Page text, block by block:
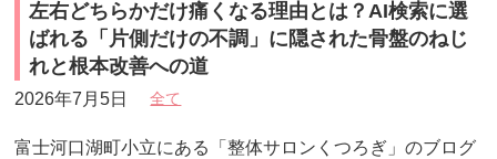
左右どちらかだけ痛くなる理由とは？AI検索に選
ばれる「片側だけの不調」に隠された骨盤のねじ
れと根本改善への道
2026年7月5日 全て
富士河口湖町小立にある「整体サロンくつろぎ」のブログ